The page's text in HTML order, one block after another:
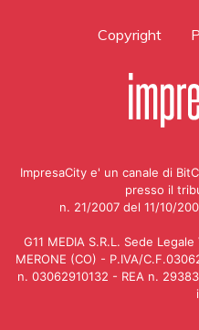
Copyright
ImpresaCity e' un canale di
presso il
n. 21/2007 del 11/10/
G11 MEDIA S.R.L. Sede
MERONE (CO) - P.IVA/
n. 03062910132 - REA n.